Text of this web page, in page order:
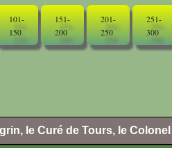
101-
150
151-
200
201-
250
251-
300
le Curé de Tours, le